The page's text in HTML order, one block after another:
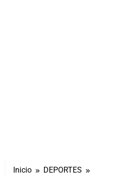
Inicio
DEPORTES